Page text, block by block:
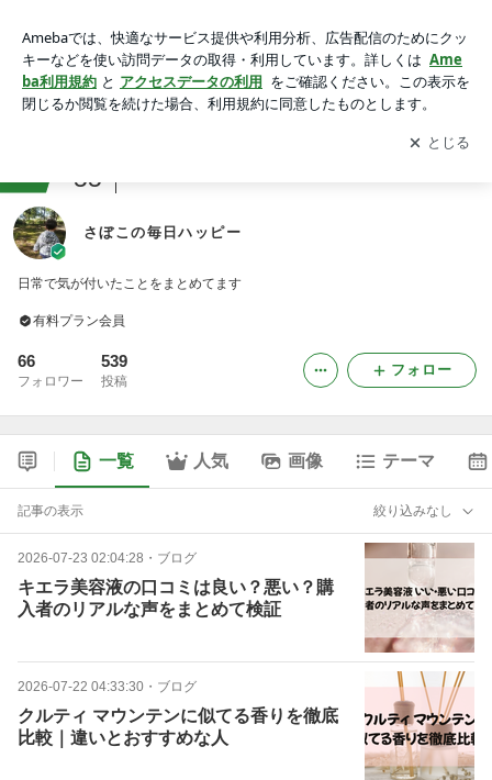
アプリをダウンロードして ブログの更新通知
を受け取りまし
ょう。
開く
55
さぼこの毎日ハッピー
日常で気が付いたことをまとめてます
有料プラン会員
66
フォロワー
539
投稿
フォロー
一覧 人気 画像 テーマ
記事の表示 絞り込みなし
2026-07-23 02:04:28 ・ ブログ
キエラ美容液の口コミは良い？悪い？購
入者のリアルな声をまとめて検証
2026-07-22 04:33:30 ・ ブログ
クルティ マウンテンに似てる香りを徹底
比較｜違いとおすすめな人